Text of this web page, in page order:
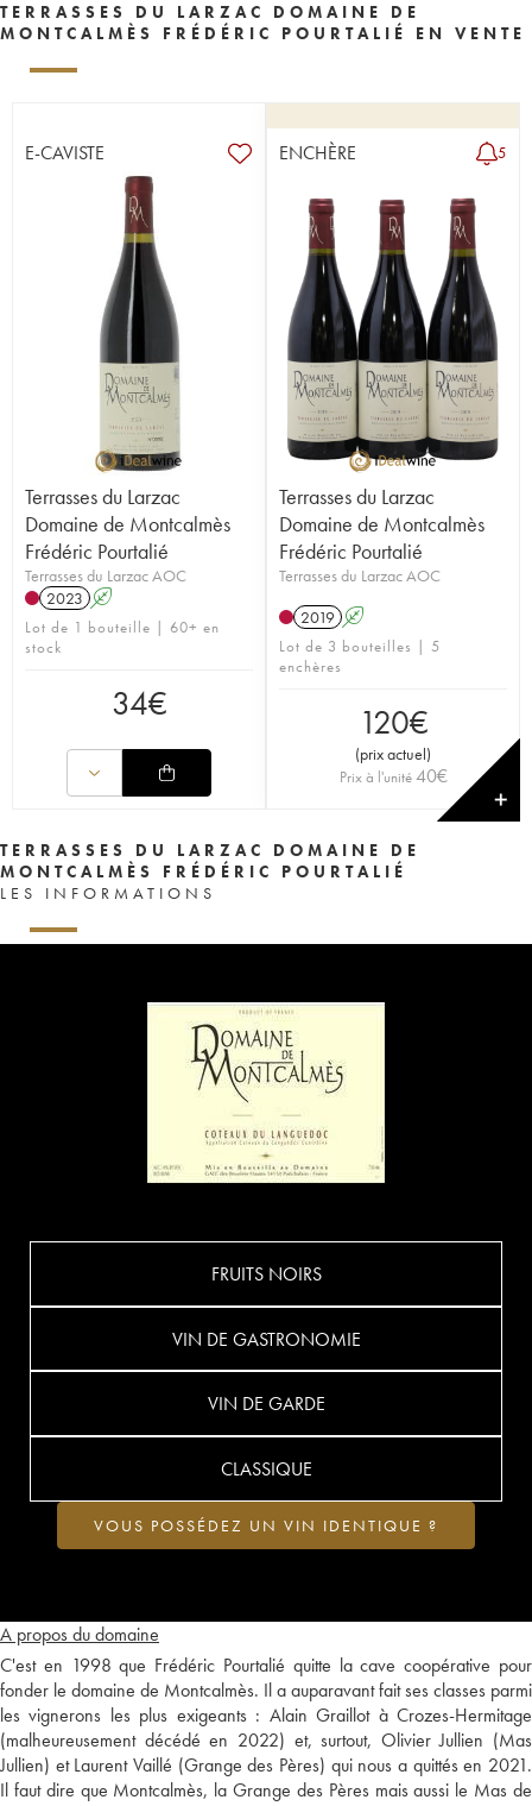
TERRASSES DU LARZAC DOMAINE DE
MONTCALMÈS FRÉDÉRIC POURTALIÉ EN VENTE
E-CAVISTE
Terrasses du Larzac
Domaine de Montcalmès
Frédéric Pourtalié
Terrasses du Larzac AOC
2023 A
Lot de 1 bouteille | 60+ en
stock
34€
ENCHÈRE 5
Terrasses du Larzac
Domaine de Montcalmès
Frédéric Pourtalié
Terrasses du Larzac AOC
2019 A
Lot de 3 bouteilles | 5
enchères
120€
(prix actuel)
Prix à l'unité 40€
✕
TERRASSES DU LARZAC DOMAINE DE
MONTCALMÈS FRÉDÉRIC POURTALIÉ
LES INFORMATIONS
A propos du domaine
C'est en 1998 que Frédéric Pourtalié quitte la cave coopérative pour
fonder le domaine de Montcalmès. Il a auparavant fait ses classes parmi
les vignerons les plus exigeants : Alain Graillot à Crozes-Hermitage
(malheureusement décédé en 2022) et, surtout, Olivier Jullien (Mas
Jullien) et Laurent Vaillé (Grange des Pères) qui nous a quittés en 2021.
Il faut dire que Montcalmès, la Grange des Pères mais aussi le Mas de
FRUITS NOIRS
VIN DE GASTRONOMIE
VIN DE GARDE
CLASSIQUE
VOUS POSSÉDEZ UN VIN IDENTIQUE ?